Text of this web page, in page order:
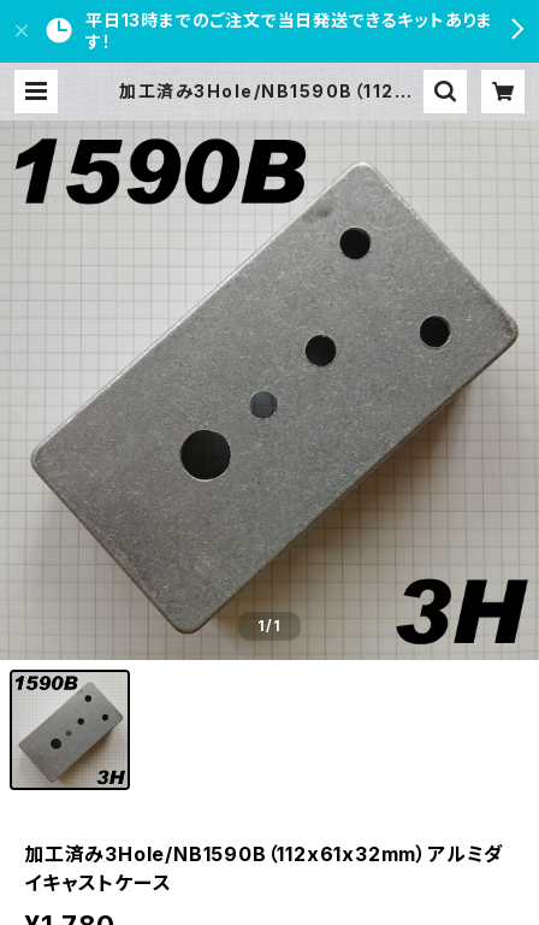
平日13時までのご注文で当日発送できるキットありま
す！
加工済み3Hole/NB1590B（112x6
1/1
加工済み3Hole/NB1590B（112x61x32mm）アルミダ
イキャストケース